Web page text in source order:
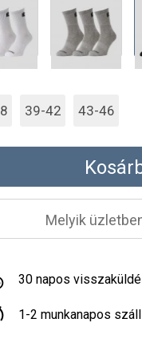
39-42 43-46
Melyik
30 napos
1-2 munkanapos